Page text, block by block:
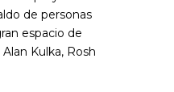
de personas
espacio de
Kulka, Rosh